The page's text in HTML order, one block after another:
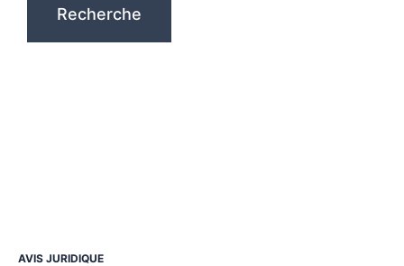
AVIS JURIDIQUE